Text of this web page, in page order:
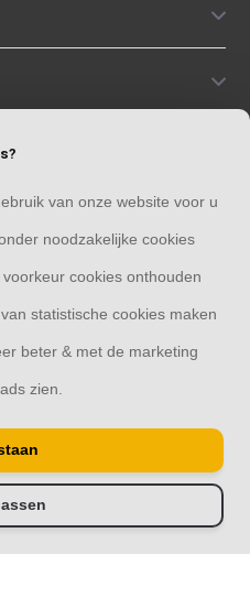
eerst de stappen
in overkappingen
van onze website voor u
noodzakelijke cookies
cookies onthouden
statistische cookies maken
beter & met de marketing
zien.